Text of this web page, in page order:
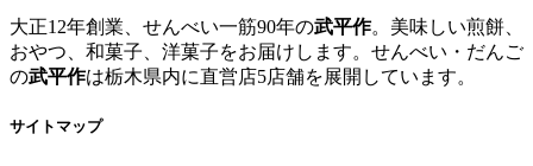
大正12年創業、せんべい一筋90年の武平作。美味しい煎餅、
おやつ、和菓子、洋菓子をお届けします。せんべい・だんご
の武平作は栃木県内に直営店5店舗を展開しています。
サイトマップ